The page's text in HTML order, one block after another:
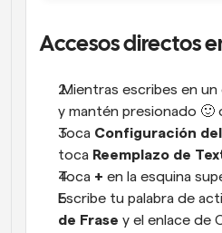
Accesos directos
Mientras escribes en un campo de texto, toca
y mantén presionado 🙂
Toca Configuración
toca Reemplazo de
Toca + en la esquina
Escribe tu palabra de
de Frase y el enlace de